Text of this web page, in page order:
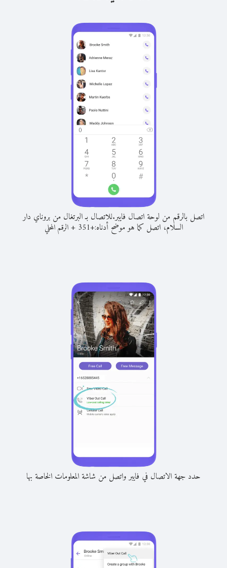
اتصل بالرقم من لوحة اتصال فايبر.للاتصال بـ البرتغال من بروناي دار
السلام، اتصل كما هو موضح أدناه:+
351
+الرقم المحلي
حدد جهة الاتصال في فايبر واتصل من شاشة المعلومات الخاصة بها